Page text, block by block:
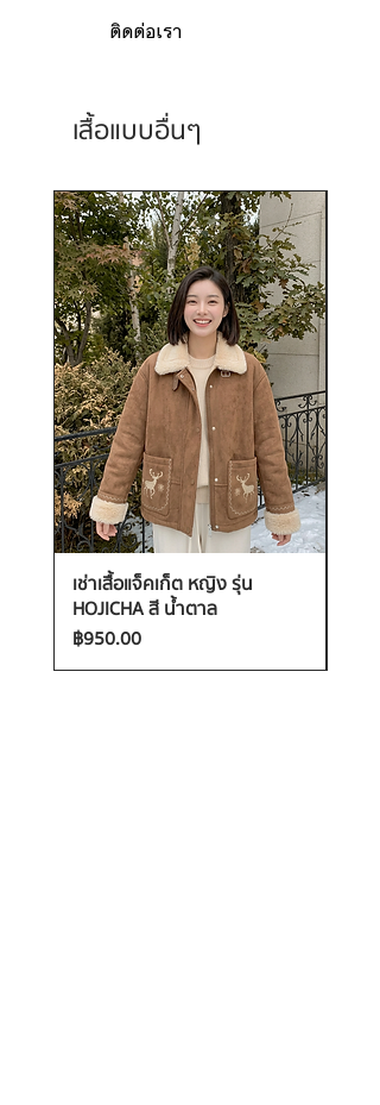
ติดต่อเรา
เสื้อแบบอื่นๆ
เช่าเสื้อแจ็คเก็ต หญิง รุ่น
HOJICHA สี น้ำตาล
ราคา
฿950.00